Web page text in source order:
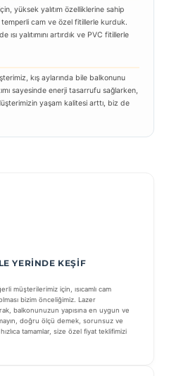
yüksek yalıtım özelliklerine sahip
temperli cam ve özel fitillerle kurduk.
yalıtımını artırdık ve PVC fitillerle
kış aylarında bile balkonunu
sayesinde enerji tasarrufu sağlarken,
yaşam kalitesi arttı, biz de
YERINDE KEŞIF
müşterilerimiz için, ısıcamlı cam
bizim önceliğimiz. Lazer
balkonunuzun yapısına en uygun ve
doğru ölçü demek, sorunsuz ve
tamamlar, size özel fiyat teklifimizi